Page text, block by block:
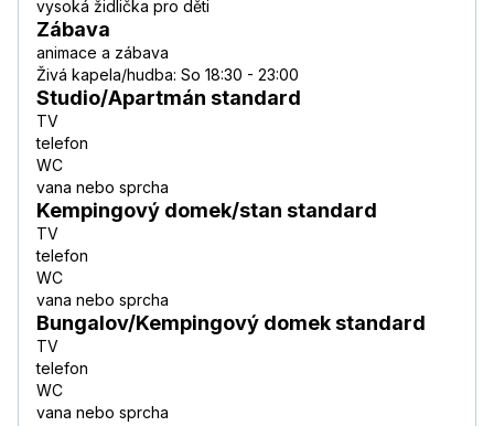
vysoká židlička pro děti
Zábava
animace a zábava
Živá kapela/hudba: So 18:30 - 23:00
Studio/Apartmán standard
TV
telefon
WC
vana nebo sprcha
Kempingový domek/stan standard
TV
telefon
WC
vana nebo sprcha
Bungalov/Kempingový domek standard
TV
telefon
WC
vana nebo sprcha